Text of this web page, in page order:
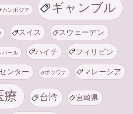
カンボジア ギャンブル
スイス スウェーデン
パール ハイチ フィリピン
ンター ボツワナ マレーシア
療 台湾 宮崎県